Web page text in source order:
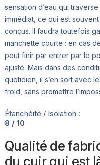
sensation d’eau qui
immédiat, ce qui est
conçus. Il faudra toutefois
manchette courte : en cas
peut finir par entrer par le
ajusté. Mais dans des
quotidien, il s’en sort avec
froid, sans promettre
Étanchéité / Isolation :
8 / 10
Qualité de
du cuir qui est